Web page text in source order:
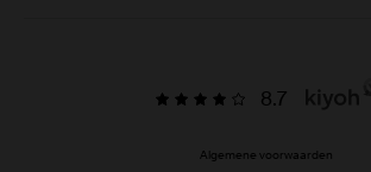
8.7
Algemene voorwaarden